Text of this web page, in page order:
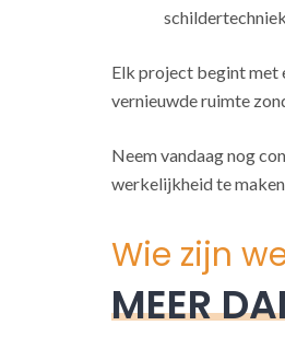
Elk project begint met
vernieuwde ruimte
Neem vandaag nog
werkelijkheid te maken.
Wie zijn
MEER